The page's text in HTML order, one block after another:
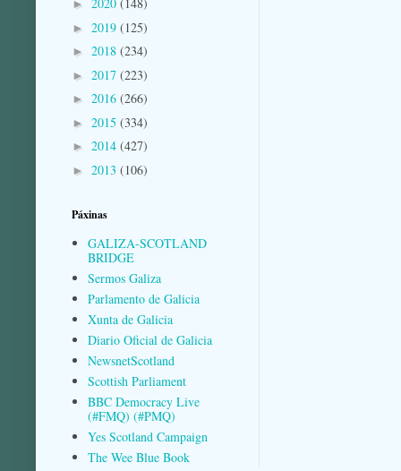
►
► 2019 (125)
► 2018 (234)
► 2017 (223)
► 2016 (266)
► 2015 (334)
► 2014 (427)
► 2013 (106)
Páxinas
GALIZA-SCOTLAND
BRIDGE
Sermos Galiza
Parlamento de Galicia
Xunta de Galicia
Diario Oficial de Galicia
NewsnetScotland
Scottish Parliament
BBC Democracy Live
(#FMQ) (#PMQ)
Yes Scotland Campaign
The Wee Blue Book